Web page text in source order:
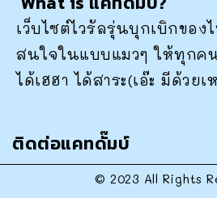
เว็บไซต์ไวรัลรุ่นบุกเบิกของ
สนใจในแบบแมวๆ ให้ทุกค
ได้เฮฮา ได้สาระ(เอ๊ะ มีด้วย
ติดต่อแคทดั๊มบ์
© 2023 All Rights